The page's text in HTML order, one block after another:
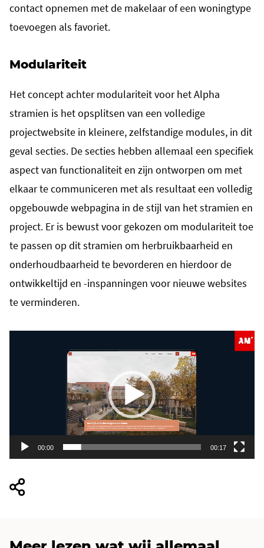
contact opnemen met de makelaar of een woningtype
toevoegen als favoriet.
Modulariteit
Het concept achter modulariteit voor het Alpha
stramien is het opsplitsen van een volledige
projectwebsite in kleinere, zelfstandige modules, in dit
geval secties. De secties hebben allemaal een specifiek
aspect van functionaliteit en zijn ontworpen om met
elkaar te communiceren met als resultaat een volledig
opgebouwde webpagina in de stijl van het stramien en
project. Er is bewust voor gekozen om modulariteit toe
te passen op dit stramien om herbruikbaarheid en
onderhoudbaarheid te bevorderen en hierdoor de
ontwikkeltijd en -inspanningen voor nieuwe websites
te verminderen.
00:00 00:17